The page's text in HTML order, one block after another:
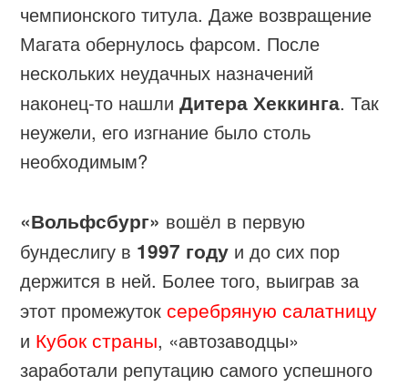
чемпионского титула. Даже возвращение
Магата обернулось фарсом. После
нескольких неудачных назначений
наконец-то нашлиДитера Хеккинга. Так
неужели, его изгнание было столь
необходимым?
«Вольфсбург» вошёл в первую
бундеслигу в 1997 году и до сих пор
держится в ней. Более того, выиграв за
этот промежутоксеребряную салатницу
и Кубок страны, «автозаводцы»
заработали репутацию самого успешного